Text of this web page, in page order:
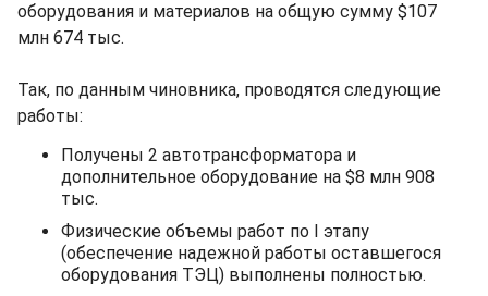
оборудования и материалов на общую сумму $107
млн 674 тыс.
Так, по данным чиновника, проводятся следующие
работы:
Получены 2 автотрансформатора и
дополнительное оборудование на $8 млн 908
тыс.
Физические объемы работ по I этапу
(обеспечение надежной работы оставшегося
оборудования ТЭЦ) выполнены полностью.